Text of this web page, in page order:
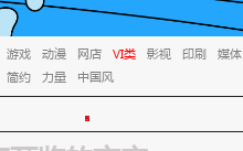
游戏 动漫 网店 VI类 影视 印刷
媒体
简约 力量 中国风